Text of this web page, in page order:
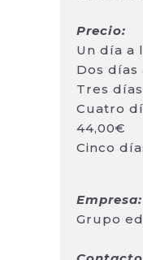
Precio:
Un día a
Dos días
Tres
Cuatro
44,00€
Cinco
Empresa:
Grupo